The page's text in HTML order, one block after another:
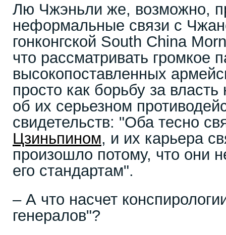
Лю Чжэньли же, возможно,
неформальные связи с
гонконгской South China
что рассматривать громкое
высокопоставленных
просто как борьбу за власть
об их серьезном
свидетельств: "Оба тесно
Цзиньпином, и их карьера
произошло потому, что они
его стандартам".
– А что насчет
генералов"?